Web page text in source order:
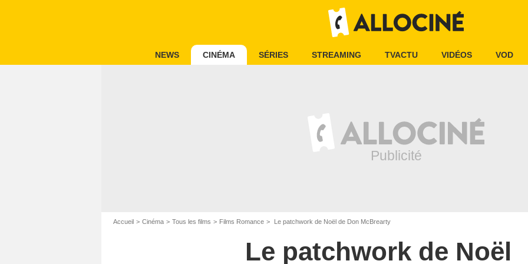
NEWS CINÉMA SÉRIES STREAMING TVACTU VIDÉOS VOD
Accueil Cinéma Tous les films Films Romance Le patchwork de Noël de Don McBrearty
Le patchwork de Noël